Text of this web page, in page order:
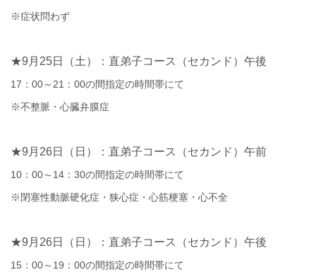
※症状問わず
★9 月 25日（土）：直弟子コース（セカンド）午後
17 ： 00～ 21 ： 00の間指定の時間帯にて
※不整脈・心臓弁膜症
★9 月 26日（日）：直弟子コース（セカンド）午前
10 ： 00～ 14 ： 30の間指定の時間帯にて
※ 閉塞性動脈硬化症・狭心症・心筋梗塞・心不全
★9 月 26日（日）：直弟子コース（セカンド）午後
15 ： 00～ 19 ： 00の間指定の時間帯にて